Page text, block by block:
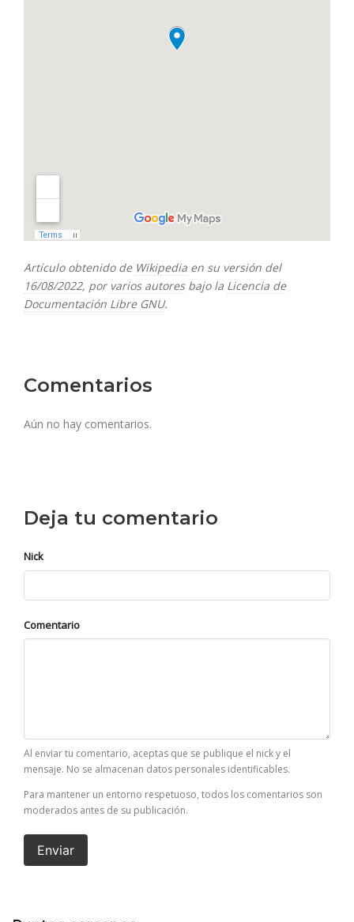
Artículo obtenido de Wikipedia en su versión del
16/08/2022, por varios autoresbajo la Licencia de
Documentación Libre GNU.
Comentarios
Aún no hay comentarios.
Deja tu comentario
Nick
Comentario
Al enviar tu comentario, aceptas que se publique el nick y el
mensaje. No se almacenan datos personales identificables.
Para mantener un entorno respetuoso, todos los comentarios son
moderados antes de su publicación.
Enviar